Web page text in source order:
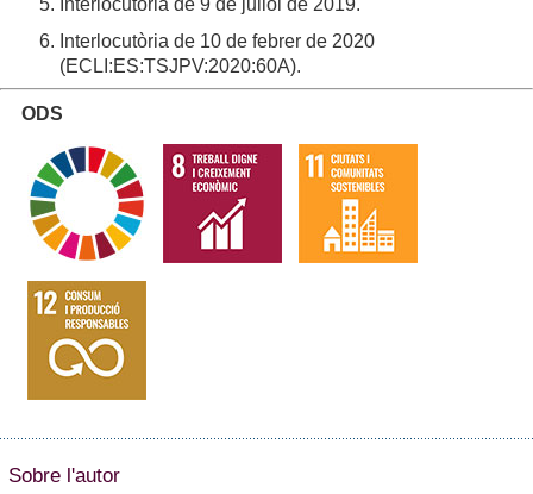
Interlocutòria de 9 de juliol de 2019.
Interlocutòria de 10 de febrer de 2020
(ECLI:ES:TSJPV:2020:60A).
ODS
Sobre l'autor